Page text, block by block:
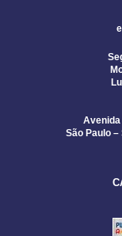
Avenida
São Paulo